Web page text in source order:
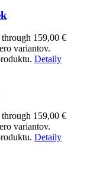
159,00 €
variantov.
Detaily
159,00 €
variantov.
Detaily